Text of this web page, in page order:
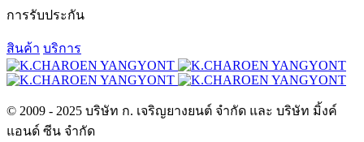
การรับประกัน
สินค้า บริการ
© 2009 - 2025 บริษัท ก. เจริญยางยนต์ จำกัด และ บริษัท มิ้งค์
แอนด์ ซีน จำกัด